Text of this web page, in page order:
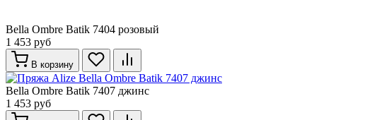
Bella Ombre Batik 7404 розовый
1 453 руб
В корзину
Bella Ombre Batik 7407 джинс
1 453 руб